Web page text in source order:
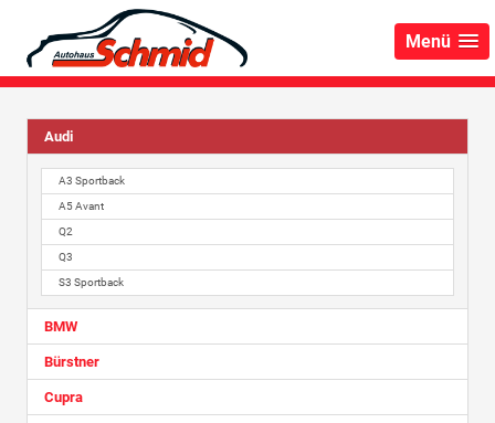
Menü
Audi
A3 Sportback
A5 Avant
Q2
Q3
S3 Sportback
BMW
Bürstner
Cupra